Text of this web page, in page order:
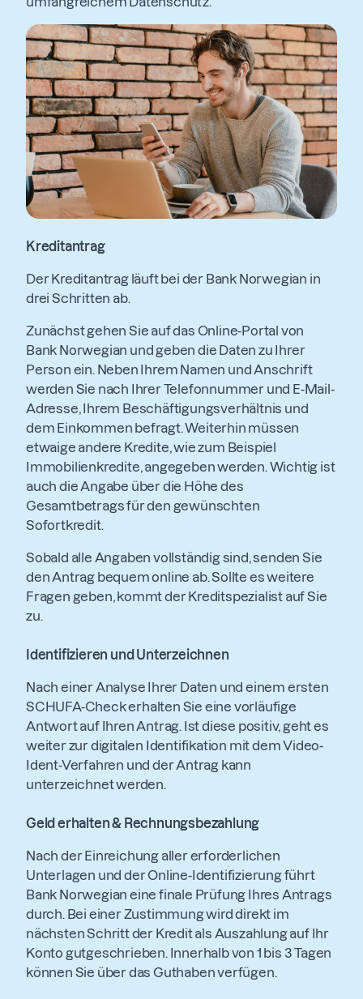
Kreditantrag
Der Kreditantrag läuft bei der Bank Norwegian in
drei Schritten ab.
Zunächst gehen Sie auf das Online-Portal von
Bank Norwegian und geben die Daten zu Ihrer
Person ein. Neben Ihrem Namen und Anschrift
werden Sie nach Ihrer Telefonnummer und E-Mail-
Adresse, Ihrem Beschäftigungsverhältnis und
dem Einkommen befragt. Weiterhin müssen
etwaige andere Kredite, wie zum Beispiel
Immobilienkredite, angegeben werden. Wichtig ist
auch die Angabe über die Höhe des
Gesamtbetrags für den gewünschten
Sofortkredit.
Sobald alle Angaben vollständig sind, senden Sie
den Antrag bequem online ab. Sollte es weitere
Fragen geben, kommt der Kreditspezialist auf Sie
zu.
Identifizieren und Unterzeichnen
Nach einer Analyse Ihrer Daten und einem ersten
SCHUFA-Check erhalten Sie eine vorläufige
Antwort auf Ihren Antrag. Ist diese positiv, geht es
weiter zur digitalen Identifikation mit dem Video-
Ident-Verfahren und der Antrag kann
unterzeichnet werden.
Geld erhalten & Rechnungsbezahlung
Nach der Einreichung aller erforderlichen
Unterlagen und der Online-Identifizierung führt
Bank Norwegian eine finale Prüfung Ihres Antrags
durch. Bei einer Zustimmung wird direkt im
nächsten Schritt der Kredit als Auszahlung auf Ihr
Konto gutgeschrieben. Innerhalb von 1 bis 3 Tagen
können Sie über das Guthaben verfügen.